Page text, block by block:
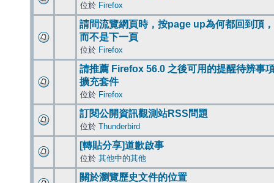
位於 Firefox
請問流覽網頁時，按page up為何都回到頂，
而不是下一頁
位於 Firefox
請推薦 Firefox 56.0 之後可用的提醒待辨事
擴充套件
位於 Firefox
訂閱公開資訊觀測站RSS問題
位於 Thunderbird
[轉貼分享]道歉啟事
位於 其他中的其他
關於瀏覽歷史文件的位置